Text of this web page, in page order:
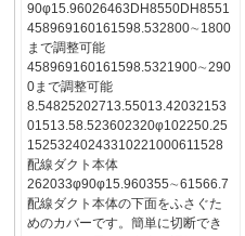
90φ15.96026463DH8550DH8551
458969160161598.532800∼1800
まで調整可能
458969160161598.5321900∼290
0まで調整可能
8.54825202713.55013.42032153
01513.58.523602320φ102250.25
15253240243310221000611528
配線ダクト本体
262033φ90φ15.960355∼61566.7
配線ダクト本体の下面をふさぐた
めのカバーです。簡単に切断でき